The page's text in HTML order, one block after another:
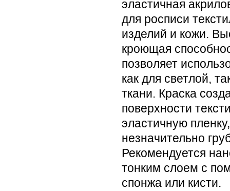
эластичная
для росписи
изделий и кожи.
кроющая
позволяет
как для светлой,
ткани. Краска
поверхности
эластичную
незначительно
Рекомендуется
тонким слоем с
спонжа или кисти.